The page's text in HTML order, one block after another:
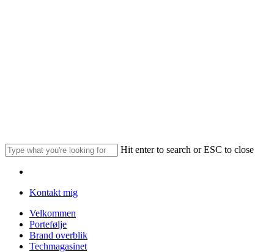
Hit enter to search or ESC to close
Search
Kontakt mig
Menu
Velkommen
Portefølje
Brand overblik
Techmagasinet